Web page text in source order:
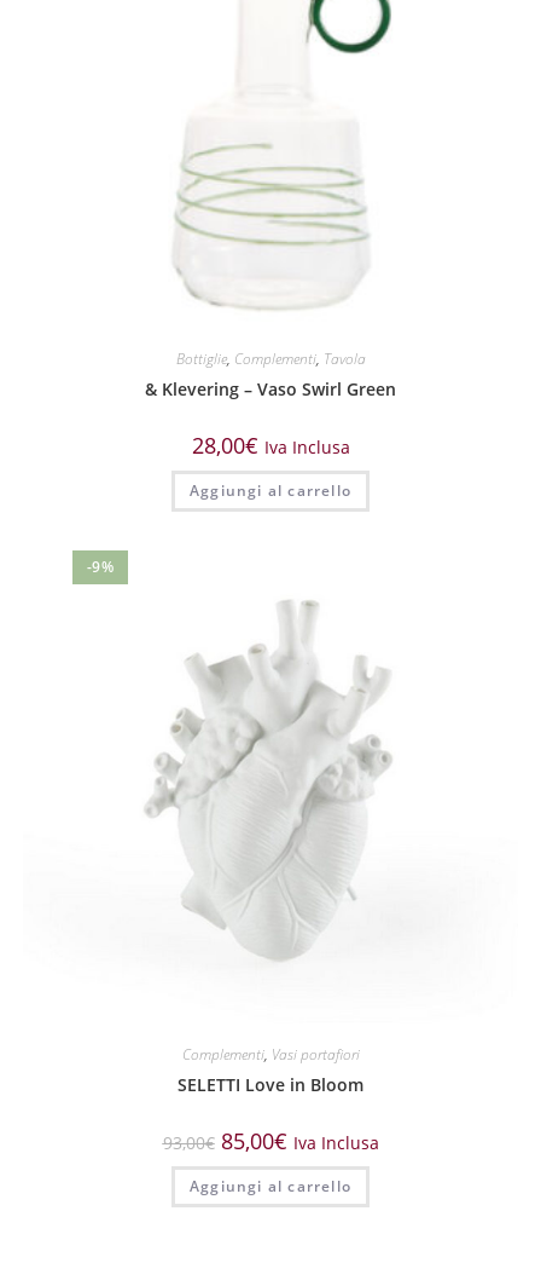
Bottiglie, Complementi, Tavola
& Klevering – Vaso Swirl Green
28,00€ Iva Inclusa
Aggiungi al carrello
-9%
Complementi, Vasi portafiori
SELETTI Love in Bloom
93,00€ 85,00€ Iva Inclusa
Aggiungi al carrello